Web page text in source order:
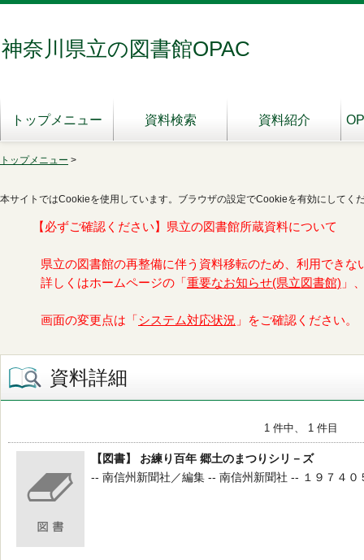
神奈川県立の図書館OPAC
トップメニュー 資料検索 資料紹介
トップメニュー >
本サイトではCookieを使用しています。ブラウザの設定でCookieを有効にしてく
【必ずご確認ください】県立の図書館所蔵資料について
県立の図書館の再整備に伴う資料移転のため、利用できな
詳しくはホームページの「 重要なお知らせ(県立図書館) 」
画面の変更点は「 システム対応状況 」をご確認ください。
資料詳細
1 件中、 1 件目
【図書】 お練り百年 郷土のまつりシリ－ズ
-- 南信州新聞社／編集 -- 南信州新聞社 -- １９７４０